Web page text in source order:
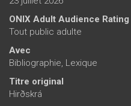
ONIX Adult Audience Rating
Tout public adulte
Avec
Bibliographie, Lexique
Titre original
Hirðskrá